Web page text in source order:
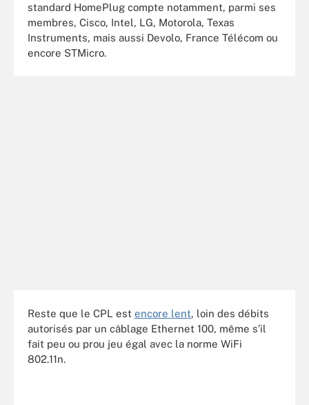
standard HomePlug compte notamment, parmi ses
membres, Cisco, Intel, LG, Motorola, Texas
Instruments, mais aussi Devolo, France Télécom ou
encore STMicro.
Reste que le CPL est encore lent, loin des débits
autorisés par un câblage Ethernet 100, même s’il
fait peu ou prou jeu égal avec la norme WiFi
802.11n.